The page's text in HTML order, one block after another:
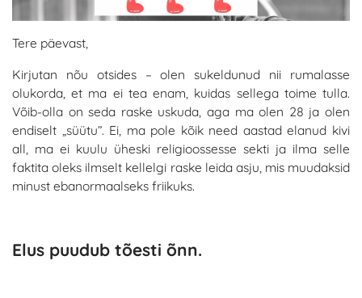
Tere päevast,
Kirjutan nõu otsides – olen sukeldunud nii rumalasse
olukorda, et ma ei tea enam, kuidas sellega toime tulla.
Võib-olla on seda raske uskuda, aga ma olen 28 ja olen
endiselt „süütu”. Ei, ma pole kõik need aastad elanud kivi
all, ma ei kuulu üheski religioossesse sekti ja ilma selle
faktita oleks ilmselt kellelgi raske leida asju, mis muudaksid
minust ebanormaalseks friikuks.
Elus puudub tõesti õnn.